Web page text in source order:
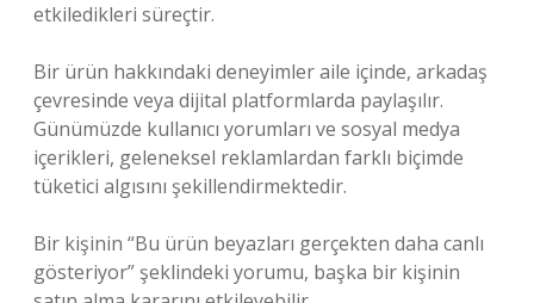
etkiledikleri süreçtir.
Bir ürün hakkındaki deneyimler aile içinde, arkadaş
çevresinde veya dijital platformlarda paylaşılır.
Günümüzde kullanıcı yorumları ve sosyal medya
içerikleri, geleneksel reklamlardan farklı biçimde
tüketici algısını şekillendirmektedir.
Bir kişinin “Bu ürün beyazları gerçekten daha canlı
gösteriyor” şeklindeki yorumu, başka bir kişinin